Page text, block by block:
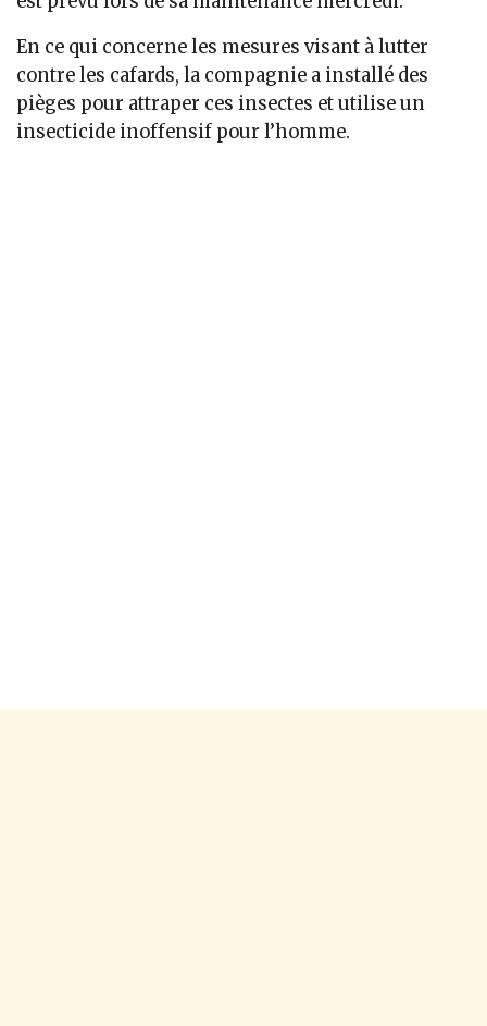
En ce qui concerne les mesures visant à lutter
contre les cafards, la compagnie a installé des
pièges pour attraper ces insectes et utilise un
insecticide inoffensif pour l’homme.